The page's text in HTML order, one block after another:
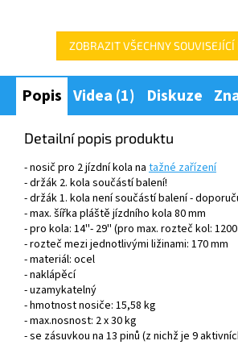
ZOBRAZIT VŠECHNY SOUVISEJÍCÍ
Popis Videa (1) Diskuze
Detailní popis produktu
- nosič pro 2 jízdní kola na tažné zařízení
- držák 2. kola součástí balení!
- držák 1. kola není součástí balení -
- max. šířka pláště jízdního kola 80 mm
- pro kola: 14''- 29'' (pro max. rozteč kol:
- rozteč mezi jednotlivými ližinami: 170 mm
- materiál: ocel
- naklápěcí
- uzamykatelný
- hmotnost nosiče: 15,58 kg
- max.nosnost: 2 x 30 kg
- se zásuvkou na 13 pinů (z nichž je 9